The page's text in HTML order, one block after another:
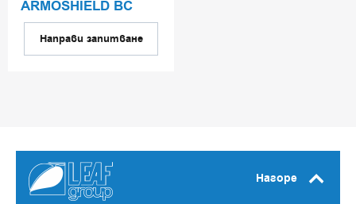
ARMOSHIELD BC
Направи запитване
Нагоре